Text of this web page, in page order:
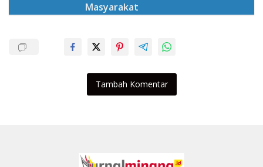
Masyarakat
Tambah Komentar